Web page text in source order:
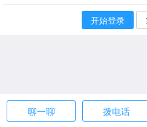
聊一聊 拨电话
开始登录